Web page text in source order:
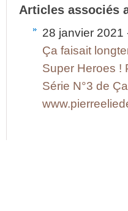
Articles associés
28 janvier 2021
Ça faisait
Super Heroes !
Série N°3 de